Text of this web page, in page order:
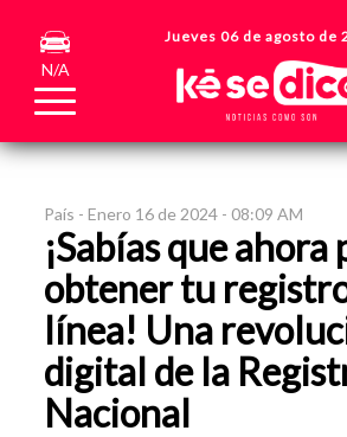
N/A
Jueves 06 de agosto de
País -Enero 16 de 2024 - 08:09 AM
¡Sabías que ahora
obtener tu
línea! Una
digital de la
Nacional